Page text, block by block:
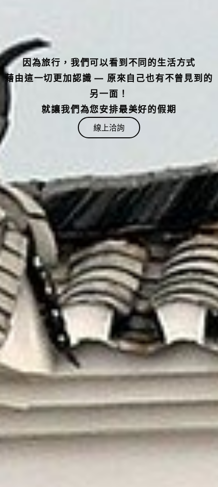
藉由這一切更加認識 — 原來自己也有不曾見到的
另一面！
就讓我們為您安排最美好的假期
線上洽詢